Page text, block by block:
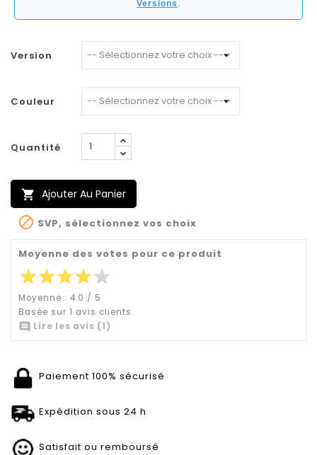
Versions .
Version
Couleur
Quantité
 Ajouter Au Panier
 SVP, sélectionnez vos choix
Moyenne des votes pour ce produit
starstarstarstarstar
Moyenne : 4.0 / 5
Basée sur 1 avis clients.
 Lire les avis (1)
Paiement 100% sécurisé
Expédition sous 24 h
Satisfait ou remboursé